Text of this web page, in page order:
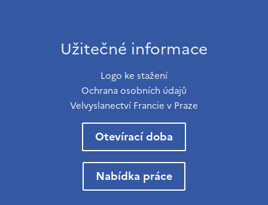
Užitečné informace
Logo ke stažení
Ochrana osobních údajů
Velvyslanectví Francie v Praze
Otevírací doba
Nabídka práce